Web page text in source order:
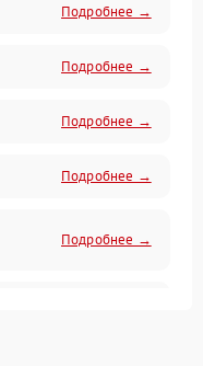
Подробнее →
Подробнее →
Подробнее →
Подробнее →
Подробнее →